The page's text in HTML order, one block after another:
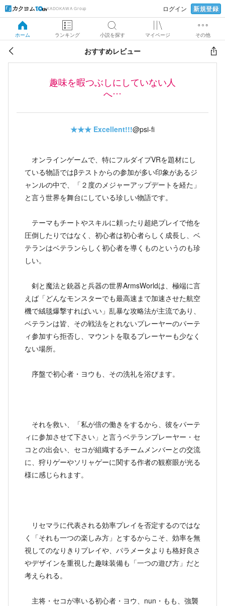
KADOKAWA Group ログイン 新規登録
ホーム ランキング 小説を探す マイページ その他
おすすめレビュー
趣味を暇つぶしにしていない人
へ…
★★★ Excellent!!!@psi-fi
オンラインゲームで、特にフルダイブVRを題材にし
ている物語ではβテストからの参加が多い印象があるジ
ャンルの中で、「２度のメジャーアップデートを経た」
と言う世界を舞台にしている珍しい物語です。
テーマもチートやスキルに頼ったり超絶プレイで他を
圧倒したりではなく、初心者は初心者らしく成長し、ベ
テランはベテランらしく初心者を導くものというのも珍
しい。
剣と魔法と銃器と兵器の世界ArmsWorldは、極端に言
えば「どんなモンスターでも最高速まで加速させた航空
機で絨毯爆撃すればいい」乱暴な攻略法が主流であり、
ベテランは皆、その戦法をとれないプレーヤーのパーテ
ィ参加すら拒否し、マウントを取るプレーヤーも少なく
ない場所。
序盤で初心者・ヨウも、その洗礼を浴びます。
それを救い、「私が倍の働きをするから、彼をパーテ
ィに参加させて下さい」と言うベテランプレーヤー・セ
コとの出会い、セコが組織するチームメンバーとの交流
に、狩りゲーやソリャゲーに関する作者の観察眼が光る
様に感じられます。
リセマラに代表される効率プレイを否定するのではな
く「それも一つの楽しみ方」とするからこそ、効率を無
視してのなりきりプレイや、パラメータよりも格好良さ
やデザインを重視した趣味装備も「一つの遊び方」だと
考えられる。
主将・セコが率いる初心者・ヨウ、nun・もも、強襲